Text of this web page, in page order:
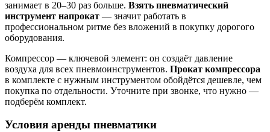
занимает в 20–30 раз больше. Взять пневматический
инструмент напрокат — значит работать в
профессиональном ритме без вложений в покупку дорогого
оборудования.
Компрессор — ключевой элемент: он создаёт давление
воздуха для всех пневмоинструментов. Прокат компрессора
в комплекте с нужным инструментом обойдётся дешевле, чем
покупка по отдельности. Уточните при звонке, что нужно —
подберём комплект.
Условия аренды пневматики